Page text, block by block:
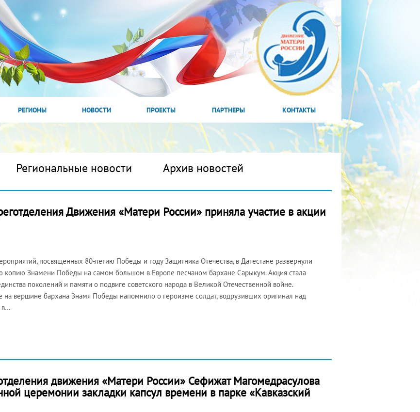
РЕГИОНЫ НОВОСТИ ПРОЕКТЫ ПАРТНЕРЫ КОНТАКТЫ
Региональные новости Архив новостей
Движения «Матери России» приняла участие в акции
посвященных 80-летию Победы и году Защитника Отечества, в Дагестане развернули
копию Знамени Победы на самом большом в Европе песчаном бархане Сарыкум. Акция стала
поколений и памяти о подвиге советского народа в Великой Отечественной войне.
на вершине бархана Знамя Победы напомнило о героизме солдат, водрузивших оригинал над
в…
движения «Матери России» Сефижат Магомедрасулова
церемонии закладки капсул времени в парке «Кавказский